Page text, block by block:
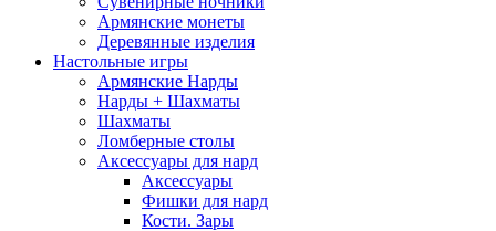
Армянские монеты
Деревянные изделия
Настольные игры
Армянские Нарды
Нарды + Шахматы
Шахматы
Ломберные столы
Аксессуары для нард
Аксессуары
Фишки для нард
Кости. Зары